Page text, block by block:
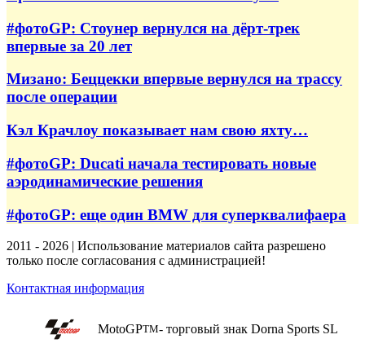
#фотоGP: Стоунер вернулся на дёрт-трек
впервые за 20 лет
Мизано: Беццекки впервые вернулся на трассу
после операции
Кэл Крачлоу показывает нам свою яхту…
#фотоGP: Ducati начала тестировать новые
аэродинамические решения
#фотоGP: еще один BMW для суперквалифаера
2011 - 2026 | Использование материалов сайта разрешено
только после согласования с администрацией!
Контактная информация
MotoGPTM- торговый знак Dorna Sports SL